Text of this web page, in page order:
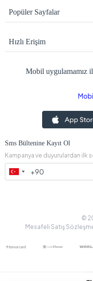
Popüler Sayfalar
Hızlı Erişim
Mobil uygulamamız
Sms Bültenine Kayıt Ol
Kampanya ve duyurulardan ilk
©
Mesafeli Satış